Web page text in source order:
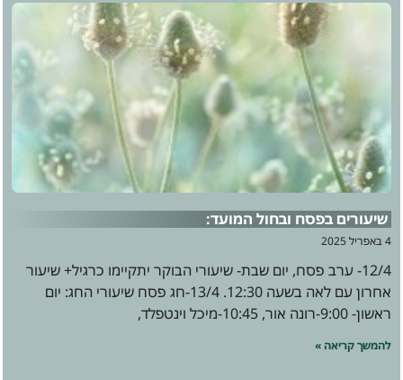
שיעורים בפסח ובחול המועד:
4 באפריל 2025
12/4- ערב פסח, יום שבת- שיעורי הבוקר יתקיימו כרגיל+ שיעור
אחרון עם לאה בשעה 12:30. 13/4-חג פסח שיעורי החג: יום
ראשון- 9:00-רונה אור, 10:45-מיכל וינטפלד,
להמשך קריאה »